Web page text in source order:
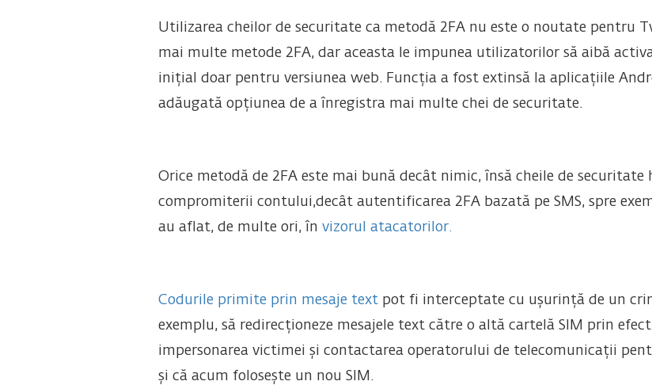
Utilizarea cheilor de securitate ca metodă 2FA nu este o noutate pentru
mai multe metode 2FA, dar aceasta le impunea utilizatorilor să aibă
inițial doar pentru versiunea web. Funcția a fost extinsă la aplicațiile
adăugată opțiunea de a înregistra mai multe chei de securitate.
Orice metodă de 2FA este mai bună decât nimic, însă cheile de
compromiterii contului,decât autentificarea 2FA bazată pe SMS, spre
au aflat, de multe ori, în vizorul atacatorilor.
Codurile primite prin mesaje textpot fi interceptate cu ușurință de un
exemplu, să redirecționeze mesajele text către o altă cartelă SIM prin
impersonarea victimei și contactarea operatorului de telecomunicații
și că acum folosește un nou SIM.